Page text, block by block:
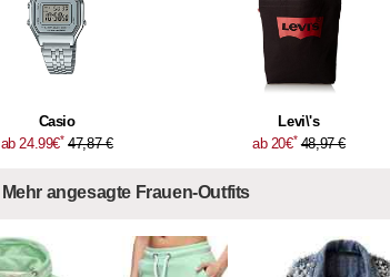
Casio
ab 24.99€* 47,87 €
Levi\'s
ab 20€* 48,97 €
Mehr angesagte Frauen-Outfits